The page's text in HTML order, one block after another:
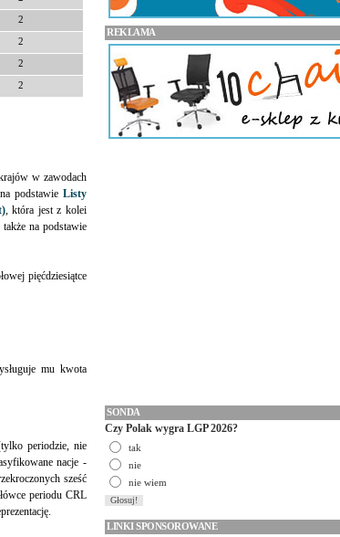
2
2
2
2
w zawodach
podstawie Listy
, która jest z kolei
na podstawie
pięćdziesiątce
mu kwota
periodzie, nie
nacje -
sześć
periodu CRL
REKLAMA
SONDA
Czy Polak wygra LGP 2026?
tak
nie
nie wiem
LINKI SPONSOROWANE